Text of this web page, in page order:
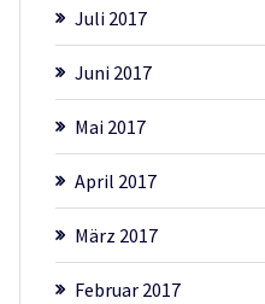
Juli 2017
Juni 2017
Mai 2017
April 2017
März 2017
Februar 2017